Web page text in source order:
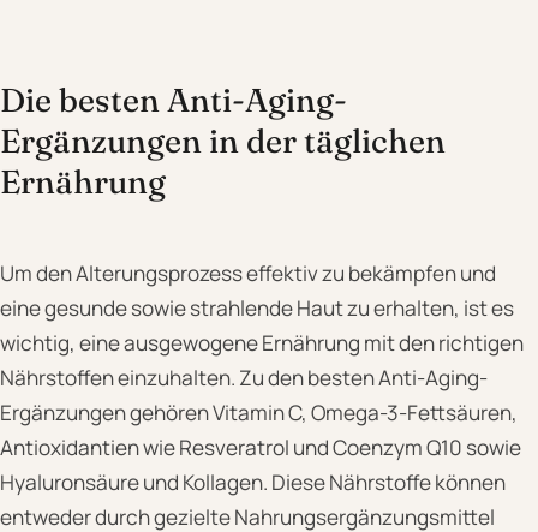
Die besten Anti-Aging-
Ergänzungen in der täglichen
Ernährung
Um den Alterungsprozess effektiv zu bekämpfen und
eine gesunde sowie strahlende Haut zu erhalten, ist es
wichtig, eine ausgewogene Ernährung mit den richtigen
Nährstoffen einzuhalten. Zu den besten Anti-Aging-
Ergänzungen gehören Vitamin C, Omega-3-Fettsäuren,
Antioxidantien wie Resveratrol und Coenzym Q10 sowie
Hyaluronsäure und Kollagen. Diese Nährstoffe können
entweder durch gezielte Nahrungsergänzungsmittel